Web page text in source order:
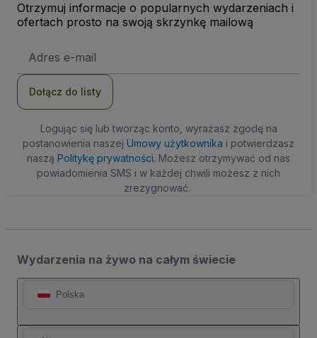
Otrzymuj informacje o popularnych wydarzeniach i
ofertach prosto na swoją skrzynkę mailową
e-
Dołącz do listy
Logując się lub tworząc konto, wyrażasz zgodę na
postanowienia naszej Umowy użytkownika i potwierdzasz
naszą Politykę prywatności. Możesz otrzymywać od nas
powiadomienia SMS i w każdej chwili możesz z nich
zrezygnować.
Wydarzenia na żywo na całym świecie
Polska